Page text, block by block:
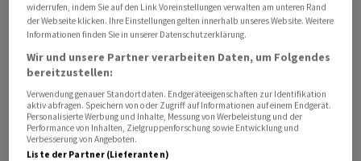
Franken pro Aktie bezahlen, bestätigte das Schweizer
das Software-Haus am Donnerstagnachmittag einen
entsprechenden Medienbericht.
Das Angebot unterliege verschiedenen Bedingungen.
Diese werden nicht näher ausgeführt. Der
Verwaltungsrat werde das Angebot nun prüfen und
dann eine Empfehlung an die Aktionäre abgeben. Eine
widerrufen, indem Sie auf den Link Voreinstellungen verwalten am unteren Rand
der Webseite klicken. Ihre Einstellungen gelten innerhalb unseres Website. Weitere
Informationen finden Sie in unserer Datenschutzerklärung.
Wir und unsere Partner verarbeiten Daten, um Folgendes
bereitzustellen:
Verwendung genauer Standortdaten. Endgeräteeigenschaften zur Identifikation
aktiv abfragen. Speichern von oder Zugriff auf Informationen auf einem Endgerät.
Personalisierte Werbung und Inhalte, Messung von Werbeleistung und der
Performance von Inhalten, Zielgruppenforschung sowie Entwicklung und
Verbesserung von Angeboten.
Liste der Partner (Lieferanten)